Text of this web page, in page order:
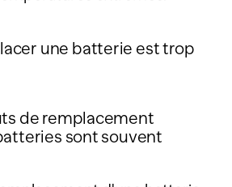
une batterie est trop
de remplacement
sont souvent